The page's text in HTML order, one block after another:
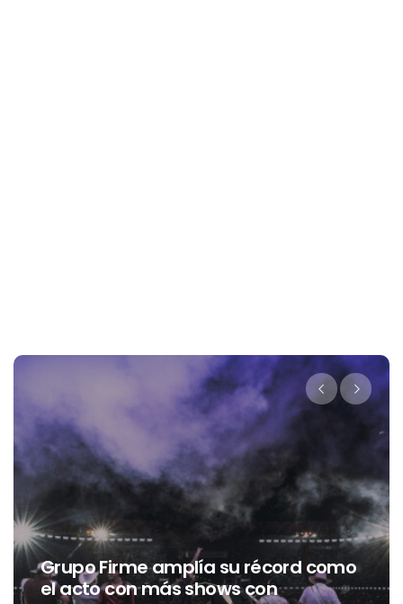
Grupo Firme amplía su récord como
el acto con más shows con